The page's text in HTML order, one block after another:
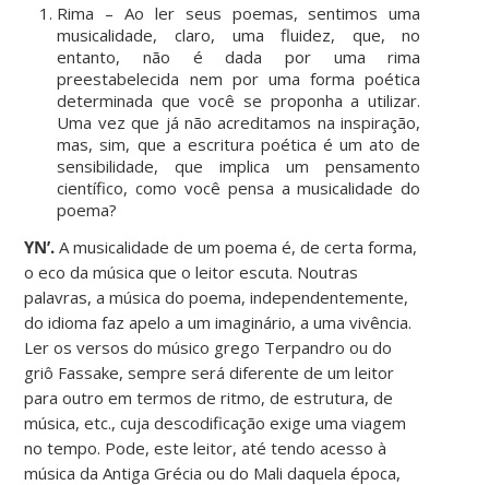
Rima – Ao ler seus poemas, sentimos uma
musicalidade, claro, uma fluidez, que, no
entanto, não é dada por uma rima
preestabelecida nem por uma forma poética
determinada que você se proponha a utilizar.
Uma vez que já não acreditamos na inspiração,
mas, sim, que a escritura poética é um ato de
sensibilidade, que implica um pensamento
científico, como você pensa a musicalidade do
poema?
YN’.A musicalidade de um poema é, de certa forma,
o eco da música que o leitor escuta. Noutras
palavras, a música do poema, independentemente,
do idioma faz apelo a um imaginário, a uma vivência.
Ler os versos do músico grego Terpandro ou do
griô Fassake, sempre será diferente de um leitor
para outro em termos de ritmo, de estrutura, de
música, etc., cuja descodificação exige uma viagem
no tempo. Pode, este leitor, até tendo acesso à
música da Antiga Grécia ou do Mali daquela época,